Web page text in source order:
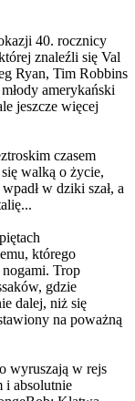
40. rocznicy
znaleźli się Val
Ryan, Tim Robbins
amerykański
jeszcze więcej
czasem
walką o życie,
w dziki szał, a
którego
Trop
gdzie
dalej, niż się
na poważną
wyruszają w rejs
i absolutnie